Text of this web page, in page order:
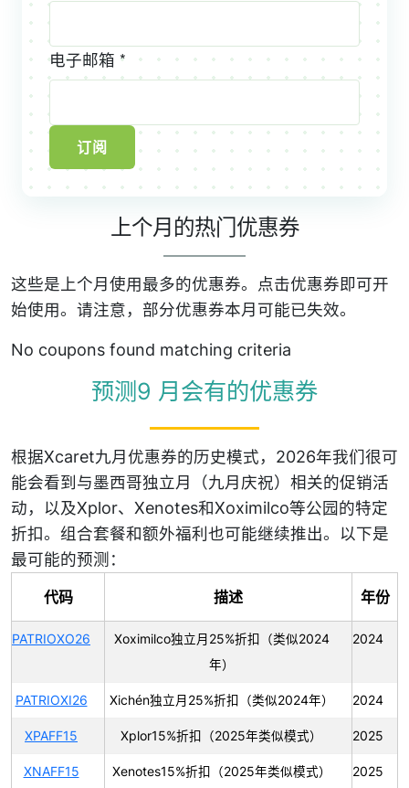
电子邮箱 *
订阅
上个月的热门优惠券
这些是上个月使用最多的优惠券。点击优惠券即可开
始使用。请注意，部分优惠券本月可能已失效。
No coupons found matching criteria
预测9 月会有的优惠券
根据Xcaret九月优惠券的历史模式，2026年我们很可
能会看到与墨西哥独立月（九月庆祝）相关的促销活
动，以及Xplor、Xenotes和Xoximilco等公园的特定
折扣。组合套餐和额外福利也可能继续推出。以下是
最可能的预测：
代码 描述 年份
PATRIOXO26
Xoximilco独立月25%折扣（类似2024
年）
2024
PATRIOXI26 Xichén独立月25%折扣（类似2024年） 2024
XPAFF15 Xplor15%折扣（2025年类似模式） 2025
XNAFF15 Xenotes15%折扣（2025年类似模式） 2025